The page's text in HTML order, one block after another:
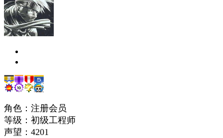
角色：注册会员
等级：初级工程师
声望： 4201